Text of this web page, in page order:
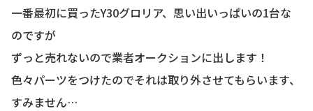
一番最初に買ったY30グロリア、思い出いっぱいの1台な
のですが
ずっと売れないので業者オークションに出します！
色々パーツをつけたのでそれは取り外させてもらいます、
すみません…